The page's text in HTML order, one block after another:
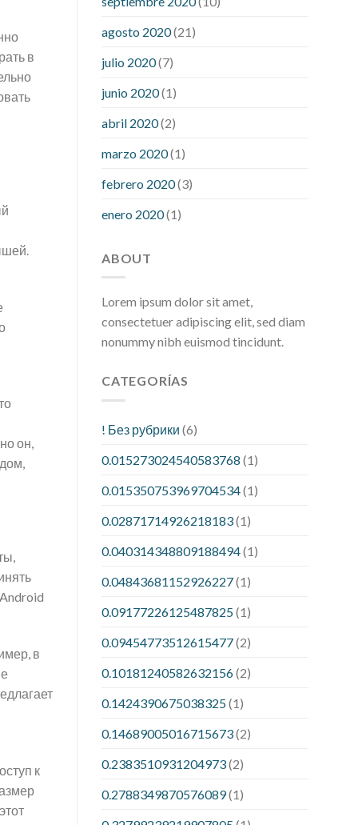
в
он,
в
к
hour after eatingwhat to do when
diabetic blood sugar is high
agosto 2020(21)
julio 2020(7)
junio 2020(1)
abril 2020(2)
marzo 2020(1)
febrero 2020(3)
enero 2020(1)
ABOUT
Lorem ipsum dolor sit amet,
consectetuer adipiscing elit, sed diam
nonummy nibh euismod tincidunt.
CATEGORÍAS
! Без рубрики (6)
0.015273024540583768 (1)
0.015350753969704534(1)
0.02871714926218183(1)
0.040314348809188494(1)
0.04843681152926227(1)
0.09177226125487825(1)
0.09454773512615477(2)
0.10181240582632156(2)
0.1424390675038325(1)
0.14689005016715673(2)
0.2383510931204973(2)
0.2788349870576089(1)